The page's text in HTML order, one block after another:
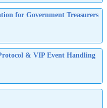
for Government Treasurers
& VIP Event Handling